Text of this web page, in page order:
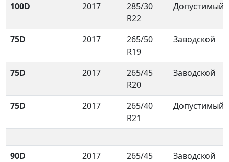
100D 2017
285/30
R22
Допустимый
75D 2017
265/50
R19
Заводской
75D 2017
265/45
R20
Заводской
75D 2017
265/40
R21
Допустимый
90D 2017
265/45
Заводской